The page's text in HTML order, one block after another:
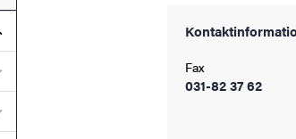
Undermeny för Om universitetet
Undermeny för Kontakt
Undermeny för Jobba hos oss
Fax
031-82 37 62